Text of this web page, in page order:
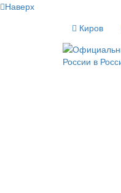
Наверх
Киров